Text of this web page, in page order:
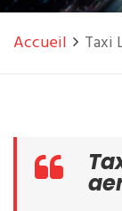
Accueil Taxi